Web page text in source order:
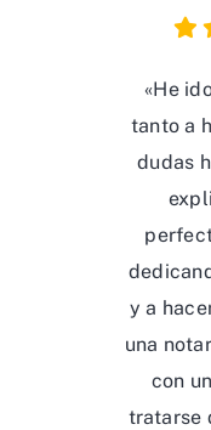
«He
tanto a
dudas
y a
una
con
tratarse